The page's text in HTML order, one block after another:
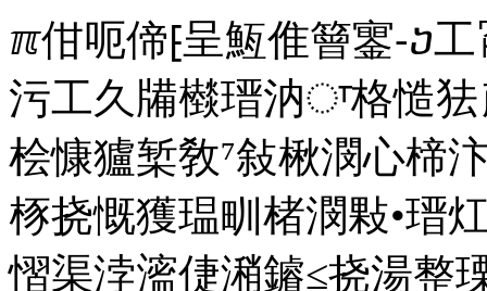
ℼ佄呃偙⁅呈䱍倠䉕䥌⁃ⴢ⼯㍗⽃䐯䑔䠠䵔⁌⸴‰牔湡楳楴湯污⼯久㸢㰊瑨汭ਾ格慥㹤 㰠楴汴㹥⹕⹓愠摮䤠瑮牥瑳瑡⁥楈桧慷獹椠⁮敎⁷敍楸潣⼼楴汴㹥 㰠敭慴挠湯整瑮∽整瑸栯浴㭬挠慨獲瑥甽楮潣敤•瑨灴攭畱癩∽潃瑮湥⵴祔数㸢 㰠敭慴渠浡㵥倢潲䥧≤挠湯整瑮∽潗摲䐮捯浵湥≴ਾ†洼瑥⁡慮敭∽牏杩湩瑡牯•潣瑮湥㵴䴢捩潲潳瑦圠牯⁤∹ਾ†氼湩⁫敲㵬䘢汩ⵥ楌瑳•牨晥∽⼮獵睨獹晟汩獥是汩汥獩⹴浸≬ਾ†氼湩⁫敲㵬䔢楤⵴楔敭䐭瑡≡栠敲㵦⸢甯桳祷彳楦敬⽳摥瑩慤慴洮潳㸢 㰠瑳汹㹥 㰠ⴡ‭⼠‪潆瑮䐠晥湩瑩潩獮⨠ 晀湯⵴慦散††††笠潦瑮昭浡汩㩹楗杮楤杮㭳††††瀠湡獯ⵥ㨱‵‰‰‰‰‰‰‰‰㬰†洠潳昭湯⵴档牡敳㩴㬲††洠潳札湥牥捩昭湯⵴慦業祬愺瑵㭯†洠潳昭湯⵴楰捴㩨慶楲扡敬※†††洠潳昭湯⵴楳湧瑡牵㩥‰㘲㐸㔳㔴‶‰‰㈭㐱㐷㌸㐶‸㬰⁽晀湯⵴慦散†笠潦瑮昭浡汩㩹䤢灭敲獳䈠≔※††瀠湡獯ⵥ㨱‰‰‰‰‰‰‰‰‰㬰†洠潳昭湯⵴污㩴吢浩獥丠睥删浯湡㬢††††洠潳昭湯⵴档牡敳㩴㬰††洠潳札湥牥捩昭湯⵴慦業祬爺浯湡※洠潳昭湯⵴潦浲瑡漺桴牥※洠潳昭湯⵴楰捴㩨畡潴※†洠潳昭湯⵴楳湧瑡牵㩥‰‰‰‰‰㬰⁽⼠‪瑓汹⁥敄楦楮楴湯⁳⼪瀠䴮潳潎浲污‬楬䴮潳潎浲污‬楤⹶獍乯牯慭⁬††笠獭ⵯ瑳汹ⵥ慰敲瑮∺㬢†洠牡楧㩮椰㭮††洠牡楧⵮潢瑴浯⸺〰㄰瑰※洠潳瀭条湩瑡潩㩮楷潤⵷牯桰湡※†映湯⵴楳敺ㄺ⸲瀰㭴†††映湯⵴慦業祬∺楔敭⁳敎⁷潒慭≮※洠潳昭牡慥瑳昭湯⵴慦業祬∺楔敭⁳敎⁷潒慭≮紻瀠†笠潦瑮猭穩㩥㈱〮瑰※††映湯⵴慦業祬∺楔敭⁳敎⁷潒慭≮※洠潳昭牡慥瑳昭湯⵴慦業祬∺楔敭⁳敎⁷潒慭≮紻䀠慰敧匠捥楴湯‱††笠楳敺㠺㔮湩ㄠ⸱椰㭮††洠牡楧㩮⸱椰⁮⸱㔲湩ㄠ〮湩ㄠ㈮椵㭮†††洠潳栭慥敤⵲慭杲湩⸺椵㭮††††洠潳昭潯整⵲慭杲湩⸺椵㭮††††洠潳瀭灡牥猭畯捲㩥㬰⁽楤⹶敓瑣潩ㅮ†††笠慰敧区捥楴湯㬱⁽⼠‪楌瑳䐠晥湩瑩潩獮⨠ 汀獩⁴ぬ†††笠獭ⵯ楬瑳椭㩤㌱㜵㠵㐶〸※†††洠潳氭獩⵴祴数栺批楲㭤†洠潳氭獩⵴整灭慬整椭獤㔺㘱㜹ㄸ㐷ⴠ㜲㈶㘴㌸‸ㄭ㤴㔱㈴㈴‰㌱㤳㤵㠴〸ⴠ㠷㠲㠶‶ㄭ㐶㜰〱㠷‰㔭㘳㜵㠵〱ㄠ㈸㈶㐴㤵‴㠱㐸〳㐴㘱㤠㌴〵㘴㐸紻䀠楬瑳氠㨰敬敶ㅬ††笠獭ⵯ敬敶⵬畮扭牥昭牯慭㩴畢汬瑥※†††洠潳氭癥汥琭硥㩴䙜䈰㬷†洠潳氭癥汥琭扡猭潴㩰㔮湩※†††洠潳氭癥汥渭浵敢⵲潰楳楴湯氺晥㭴††††琠硥⵴湩敤瑮ⴺ㈮椵㭮††洠潳愭獮⵩潦瑮猭穩㩥〱〮瑰※††映湯⵴慦業祬区浹潢㭬⁽汯††††笠慭杲湩戭瑯潴㩭椰㭮⁽汵††††笠慭杲湩戭瑯潴㩭椰㭮⁽ⴭਾ†⼼瑳汹㹥㰊栯慥㹤㰊潢祤猠祴敬∽慴ⵢ湩整癲污›㔮湩•慬杮∽久唭≓氠湩㵫⌢䙆〰〰•杢潣潬㵲⌢〰〰〸•整瑸∽䘣䙆䙆≆瘠楬歮∽䘣䙆う∰ਾ†瀼猠祴敬∽䕔员䄭䥌乇›散瑮牥•污杩㵮挢湥整≲㰾潦瑮猠穩㵥㔢•慦散∽牁慩⁬求捡≫㰾㹢⹕⹓䠠杩睨祡⁳湩丠睥䴠硥捩㱯戯㰾是湯㹴⼼㹰 㰠㹰愼栠敲㵦⌢湩≴㰾潦瑮映捡㵥䄢楲污㸢畊灭琠⁯湉整獲慴整删畯整⁳敢潬⹷⼼潦瑮㰾愯㰾瀯ਾ†瀼㰾⁡牨晥∽氣獩獴㸢昼湯⁴慦散∽牁慩≬䨾浵⁰潴氠獩獴漠⁦⹕⹓愠摮䤠瑮牥瑳瑡⁥潲瑵獥㰮是湯㹴⼼㹡㰠潦瑮映捡㵥䄢楲污㸢⼼潦瑮㰾瀯ਾ†瀼☾扮灳㰻瀯ਾ†琼扡敬戠牯敤㵲〢㸢 †㰠扴摯㹹 ††㰠牴ਾ††††琼㹤愼栠敲㵦⼢浮浩条獥ㄯ㈹唷䡓祷慍⹰灪≧㰾浩⁧潢摲牥∽∰愠瑬∽慍⁰景漠楲楧慮⁬㤱㜲唠匮‮楨桧慷⁹祳瑳浥椠⁮䵎•牳㵣⼢浮浩条獥ㄯ㈹唷䡓祷慍⹰灪≧眠摩桴∽〴∸栠楥桧㵴㔢㈵㸢⼼㹡⼼摴ਾ††††琼㹤 ††††㰠潦瑮猠穩㵥㈢•慦散∽牁慩≬㰾㹢楈瑳牯⁹景琠敨唠匮‮楨桧慷⁹祳瑳浥㰮戯‾桔⁥⹕⹓栠杩睨祡猠獹整⁭慷⁳灡汰敩⁤潴琠敨攠楸瑳湩⁧敎⁷敍楸潣栠杩睨祡渠瑥潷歲椠⁮㤱㜲‮湕楬敫猠浯⁥瑳瑡獥琠慨⁴敫瑰琠敨物漠楲楧慮⁬潲瑵⁥畮扭牥⁳污湯獧摩⁥桴⁥敮⁷⹕⹓渠浵敢獲⠠瑡氠慥瑳映牯愠眠楨敬Ⱙ椠⁮敎⁷敍楸潣琠敨漠楲楧慮⁬瑳瑡⁥潲瑵⁥畮扭牥⁳敷敲椠浭摥慩整祬攠楬業慮整⁤湯琠敨渠睥祬攠瑳扡楬桳摥唠匮‮潲瑵獥‮⁁慭⁰景琠楨⁳⹕⹓爠畯整猠獹整⁭桳睯⁳桴⁥楳湧晩捩湡⁴楤晦牥湥散⁳敢睴敥⁮桴⁥祳瑳浥愠⁳楦獲⁴慬摩漠瑵愠摮愠⁳瑩攠楸瑳摥ㄠ‰敹牡⁳慬整⁲搨獥牣扩摥戠汥睯⸩吠楨⁳慭⁰獩琠歡湥映潲⁭湡愠瑲捩敬∠⹕⹓㘠㘶›敂獡⁴景愠䠠杩睨祡∿戠⁹楒档牡⁤⹆圠楥杮潲晦‮桔⁥湥楴敲愠瑲捩敬愠瑣慵汬⁹牰癯摩獥愠搠瑥楡敬⁤楨瑳牯⁹景琠敨漠楲楧獮漠⁦桴⁥⹕⹓䠠杩睨祡匠獹整⁭湩丠睥䴠硥捩Ɐ愠摮挠湡戠⁥潦湵⁤瑡㰺是湯㹴 ††††㰠㹰昼湯⁴楳敺∽∲映捡㵥䄢楲污㸢瑨灴⼺眯睷昮睨⹡潤⹴潧⽶湩牦獡牴捵畴敲甯㙳㘶挮浦⼼潦瑮㰾瀯ਾ†††††瀼㰾潦瑮猠穩㵥㈢•慦散∽牁慩≬吾敨洠灡椠獴汥⁦慣敭映潲⁭桴⁥㤱㜲椠獳敵漠⁦攼㹭敎⁷敍楸潣䠠杩睨祡䨠畯湲污㰮支㹭䌠楬正映牯愠⁮湥慬杲摥瘠敩⹷⼼潦瑮㰾瀯ਾ††††⼼摴ਾ†††⼼牴ਾ††⼼扴摯㹹 㰠琯扡敬ਾ†瀼㰾潦瑮猠穩㵥㈢•慦散∽牁慩≬䄾⁳桴⁥慭⁰扡癯⁥桳睯ⱳ琠敨漠楲楧慮⁬⹕⹓爠畯整⁳桴瑡眠牥⁥湯洠牯⁥牯氠獥⁳桴楥⁲潭敲映浡汩慩⁲污杩浮湥獴愠楬湧敭瑮⁳敷敲㔠ⰴ㘠ⰶ㠠ⰰ㘠㘶‬湡⁤㔸‮⹕⹓㜠‰牣獯敳⁤桴⁥瑳瑡⁥畢⁴湯琠敨愠楬湧敭瑮氠瑡牥愠獳杩敮⁤潴唠匮‮〶‮桔牥⁥敷敲愠渠浵敢⁲景㌠搭杩瑩爠畯整⁳桴瑡搠獩灡数牡摥戠⁹桴⁥㤱〳㩳㰠瑳潲杮㌾㘶⼼瑳潲杮‾琨敨映物瑳漠⁦睴⁯桴瑡攠楸瑳摥Ⱙ㰠瑳潲杮ㄾ〸⼼瑳潲杮‾渨⁯潣湮捥楴湯琠⁯潴慤❹⁳潲瑵⥥‬猼牴湯㹧㠳㰵猯牴湯㹧⠠潮挠湯敮瑣潩⁮潴琠摯祡猧爠畯整Ⱙ㰠瑳潲杮㐾〷⼼瑳潲杮ⰾ㰠瑳潲杮㐾㔸⼼瑳潲杮ⰾ愠摮㰠瑳潲杮㔾㘶⼼瑳潲杮⸾䄠汬漠⁦桴獥⁥潲瑵獥眠牥⁥潧敮眠瑩楨⁮整⁮敹牡ⱳ琠潨杵⁨潭瑳漠⁦桴浥愠敲猠楴汬洠牡敫⁤獡唠匮‮牯椠瑮牥瑳瑡⁥潲瑵獥‮湉琠敨ㄠ㌹猰‬猼牴湯㹧⹕⹓㘠㰰猯牴湯㹧‬猼牴湯㹧㈶⼼瑳潲杮ⰾ㰠瑳潲杮㠾ⰴ㠠㰷猯牴湯㹧‬猼牴湯㹧㠲㰵猯牴湯㹧愠摮㰠瑳潲杮㔾〵⼼瑳潲杮‾敷敲攠瑸湥敤⁤湩潴琠敨猠慴整※猼牴湯㹧⹕⹓㜠㰰猯牴湯㹧眠獡爠牥畯整⁤湯漠敮漠⁲睴⁯敮⁷污杩浮湥獴戠晥牯⁥摡灯楴杮椠獴挠牵敲瑮爠畯楴杮⠠污湯⁧楷桴愠⁮硥整獮潩⁮景㰠瑳潲杮㔾㰴猯牴湯㹧㬩愠摮琠敨猠捥湯⁤猼牴湯㹧⹕⹓㌠㘶⼼瑳潲杮‾慣敭愠摮眠湥⹴䈠⁹桴⁥慬整ㄠ㌹猰‬桴⁥⹕⹓䠠杩睨祡匠獹整⁭湩丠睥䴠硥捩⁯慷⁳潭瑳祬漠⁮桴⁥污杩浮湥獴椠⁴慨⁤瑡琠敨戠来湩楮杮漠⁦桴⁥湩整獲慴整猠獹整⹭吠敨敲眠牥⁥⁡敦⁷档湡敧⁳湩琠敨ㄠ㐹猰‬楷桴琠敨椠瑮潲畤瑣潩⁮景唠匮‮猼牴湯㹧㠱㰰猯牴湯㹧⠠敳潣摮椠据牡慮楴湯 湡⁤敮⁷污杩浮湥獴映牯唠匮‮㐸愠摮㈠㔸椠⁮桴⁥潮瑲敨湲瀠牡⁴景琠敨猠慴整‮桔⁥㤱〵⁳湡⁤〶⁳牢畯桧⁴⹕⹓㰠瑳潲杮㔾㰶猯牴湯㹧愠摮㰠瑳潲杮ㄾ㐶⼼瑳潲杮‾氨瑡牥爠湥浵敢敲⁤猼牴湯㹧㘱㰰猯牴湯㹧⸩唠匮‮㐶眠獡愠獬⁯硥整摮摥椠⁮桴⁥㤱〷⁳湡⁤〹⁳湯潴愠氠湯敧⁲潲瑵湩Ⱨ愠摮唠匮‮猼牴湯㹧㔵㰰猯牴湯㹧眠獡攠瑸湥敤⁤潳瑵⁨潴䄠扬煵敵煲敵愠潲湵⁤〲〰㰮是湯㹴⼼㹰 㰠㹰昼湯⁴楳敺∽∲映捡㵥䄢楲污㸢桔⁥潣業杮漠⁦桴⁥湩整獲慴整猠獹整⁭慨⁳敲畳瑬摥椠⁮⹕⹓爠畯整⁳敢湩⁧楥桴牥搠捥浯獩楳湯摥戠捥畡敳漠⁦桴楥⁲敲畤摮湡祣‬牯栠摩敤⁮桷牥⁥摡潪湩湩⁧瑳瑡獥挠湡琧戠⁥潣癮湩散⁤潴愠牧敥琠⁯⁡敤潣浭獩楳湯湩⹧㰠瑳潲杮唾匮‮㘶⼼瑳潲杮‾湡⁤猼牴湯㹧〸⼼瑳潲杮‾敷敲搠捥浯業獳潩敮⁤湩琠敨物攠瑮物瑥ⱹ眠楨敬㰠瑳潲杮唾匮‮㔸⼼瑳潲杮‾慨⁳獥敳瑮慩汬⁹散獡摥琠⁯硥獩⁴湩丠睥䴠硥捩⁯楷桴畯⁴湡漠晦捩慩⁬汥浩湩瑡潩⁮祢䄠十呈⁏吨硥獡洠獵⁴敢栠汯楤杮漠瑵映牯椠獴瀠牯楴湯漠⁦桴瑡爠畯整⸩传敮渠睥爠畯整眠獡漠敶汲楡⁤湯愠⁮硥獩楴杮爠畯整⠠ㄴ′湯㔠⤶愠摮唠匮‮猼牴湯㹧㘶㰶猯牴湯㹧栠獡戠敥⁮硥牯楣敳⁤潴㰠瑳潲杮㐾ㄹ⼼瑳潲杮⸾⼼潦瑮㰾瀯ਾ†瀼㰾潦瑮猠穩㵥㈢•慦散∽牁慩≬䄾⁳慦⁲獡戠湡敮敲⁤潲瑵獥⠠⹩⹥‬䱁䕔乒呁ⱅ䈠偙十⥓☬扮灳猻敥琠敨猠浵慭祲甠摮牥攠捡♨扮灳椻摮癩摩慵⁬潲瑵⁥桴瑡栠獡栠摡漠敮漠⁲潭敲戠湡敮敲♤扮灳爻畯整⹳☠扮灳㰻牢ਾ†戼㹲 吠敨漠楲楧慮⁬㤱㔲㈭‶汰湡⁳敷敲愠氠瑩汴⁥楤晦牥湥⹴吠敨敳眠湥⁴桴潲杵⁨敳敶慲⁬瑩牥瑡潩獮☮扮灳※桔⁥睴⁯楢杧獥⁴档湡敧⁳甼戾晥牯㱥甯‾桴⁥楦慮⁬祳瑳浥眠獡瀠獯整⁤湩丠睥䴠硥捩⁯敷敲☬扮灳⠻⤱搠獥杩慮楴杮眠慨⁴慷⁳牯杩湩污祬琠⁯敢唠匮‮〶愠⁳⹕⹓㘠㬶愠摮⠠⤲洠癯湩⁧⹕⹓㠠‵湯潴愠渠睥愠楬湧敭瑮‮桔獥⁥档湡敧⁳污潳愠晦捥整♤扮灳愻渠浵敢⁲景瀠潲潰敳⁤渦獢㭰牢湡档⠠ⴳ楤楧⥴爠畯整⹳渦獢㭰䄠戠楲晥渦獢㭰畳浭牡⁹景琠敨敳瀠潲潰慳獬愠摮挠慨杮獥椠♳扮灳戻汥睯戼㹲⼼潦瑮㰾瀯ਾ†琼扡敬戠牯敤㵲ㄢ•楷瑤㵨ㄢ〰∥戠捧汯牯∽䘣う〰∰ਾ††琼潢祤ਾ†††琼㹲 †††㰠摴眠摩桴∽〱∰䄾⁳慭歲摥椠⁮㤱㘲⼼摴ਾ††††琼⁤楷瑤㵨㈢〹㸢牏杩湩污祬瀠潲潰敳⁤㰯牢ਾ††††攼㹭潍楤楦摥瀠潲潰慳♬扮灳愻瑦牥漠楲楧慮汬⁹牰灯獯摥㘠‰敢慣敭㘠㰶支㹭⼼摴ਾ†††⼼牴ਾ†††琼㹲 †††㰠摴眠摩桴∽〱∰㰾瑳潲杮㌾㔸⼼瑳潲杮㰾琯㹤 †††㰠摴眠摩桴∽㤲∰㰾瑳潲杮㠾㰵猯牴湯㹧㰠浥⠾牏杩湩污唠匮‮㔸瀠慬⁮潴歯椠⁴䕓映潲⁭慒潴⁮桴潲杵⁨汃祡潴⁮潴䘠⹴圠牯桴‬塔㰩支㹭⼼摴ਾ†††⼼牴ਾ†††琼㹲 †††㰠摴眠摩桴∽〱∰㰾瑳潲杮㠾㰵猯牴湯㹧⼼摴ਾ††††琼⁤楷瑤㵨㈢〹㸢猼牴湯㹧㠲㰵猯牴湯㹧ⴠ删浯牥癯汩敬琠⁯慒潴㱮牢ਾ††††猼牴湯㹧〶㰯浥㘾㰶支㹭⼼瑳潲杮‾‭潌⁳界慮⁳潴删浯牥癯汩敬戼㹲 †††㰠瑳潲杮㐾〶㰯浥㐾㘶㔯〷⼼浥㰾猯牴湯㹧ⴠ䨠瑣㜠‰潴䰠獯䰠湵獡戼㹲 †††㰠瑳潲杮㜾㰰猯牴湯㹧ⴠ匠捯牯潲琠⁯捪⁴㘴㰰牢ਾ††††猼牴湯㹧㜳㰰猯牴湯㹧ⴠ䰠獡䌠畲散⁳潴匠捯牯潲⼼摴ਾ†††⼼牴ਾ†††琼㹲 †††㰠摴眠摩桴∽〱∰㰾瑳潲杮㐾㔸⼼瑳潲杮㰾琯㹤 †††㰠摴眠摩桴∽㤲∰举瑯漠楲楧慮汬⁹汰湡敮⁤獡唠匮‮潒瑵㱥琯㹤 ††㰠琯㹲 ††㰠牴ਾ††††琼⁤楷瑤㵨ㄢ〰㸢猼牴湯㹧㘶⼼瑳潲杮㰾琯㹤 †††㰠摴眠摩桴∽㤲∰㰾瑳潲杮㘾㰰猯牴湯㹧⼼摴ਾ†††⼼牴ਾ†††琼㹲 †††㰠摴眠摩桴∽〱∰㰾瑳潲杮㌾㘶⼼瑳潲杮㰾琯㹤 †††㰠摴眠摩桴∽㤲∰㰾瑳潲杮㌾〶⼼瑳潲杮㰾琯㹤 ††㰠琯㹲 ††㰠牴ਾ††††琼⁤楷瑤㵨ㄢ〰㸢猼牴湯㹧㘵㰶猯牴湯㹧⼼摴ਾ††††琼⁤楷瑤㵨㈢〹㸢猼牴湯㹧㘵㰰猯牴湯㹧⠠摡敤⁤敢潦敲挠慨杮⁥景㘠‰潴㘠⤶⼼摴ਾ†††⼼牴ਾ†††琼㹲 †††㰠摴眠摩桴∽〱∰㰾瑳潲杮㘾㘶⼼瑳潲杮㰾琯㹤 †††㰠摴眠摩桴∽㤲∰㰾瑳潲杮㔾〶㘯〶⼼瑳潲杮㰾琯㹤 ††㰠琯㹲 †㰠琯潢祤ਾ†⼼慴汢㹥渦獢㭰 㰠㹰⼼㹰 㰠牨ਾ†瀼猠祴敬∽䕔员䄭䥌乇›散瑮牥•污杩㵮挢湥整≲㰾⁡慮敭∽湩≴椠㵤椢瑮㸢⼼㹡昼湯⁴楳敺∽∵映捡㵥䄢楲污䈠慬正㸢戼䤾瑮牥瑳瑡⁥潲瑵獥⼼㹢⼼潦瑮㰾瀯ਾ†瀼㰾潦瑮猠穩㵥㈢•慦散∽牁慩≬吾敨敲愠敲琠牨敥椠瑮牥瑳瑡⁥潲瑵獥椠⁮敎⁷敍楸潣‬污⁬景琠敨⁭潣獮摩牥摥洠橡牯挠潲獳挭畯瑮祲爠畯整⁳砨‰牯砠‵畮扭牥⥳‮桔獥⁥牡⁥慥瑳眭獥⁴猼牴湯㹧ⵉ〱‬ⵉ〴㰬猯牴湯㹧愠摮渠牯桴猭畯桴㰠瑳潲杮䤾㈭㰵猯牴湯㹧‬桷捩⁨敢楧獮愠⁴慌⁳牃捵獥‮敎⁷敍楸潣椠⁳浡湯⁧⁡敶祲映睥猠慴整⁳桴瑡搠⁯潮⁴慨敶愠祮㌠搭杩瑩椠瑮牥瑳瑡⁥潲瑵獥⠠㌢楤⤢愠潲湵⁤瑩⁳慭潪⁲楣楴獥‮潃獮摩牥湩⁧桴⁥楬業慴楴湯⁳浩潰敳⁤祢